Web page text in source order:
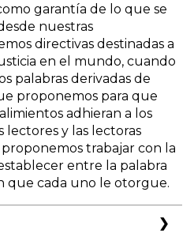
garantía de lo que se
nuestras
directivas destinadas a
en el mundo, cuando
palabras derivadas de
proponemos para que
adhieran a los
lectores y las lectoras
trabajar con la
entre la palabra
que cada uno le otorgue.